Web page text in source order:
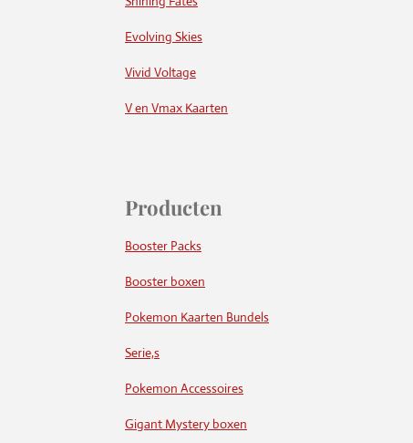
Evolving Skies
Vivid Voltage
V en Vmax Kaarten
Producten
Booster Packs
Booster boxen
Pokemon Kaarten Bundels
Serie,s
Pokemon Accessoires
Gigant Mystery boxen